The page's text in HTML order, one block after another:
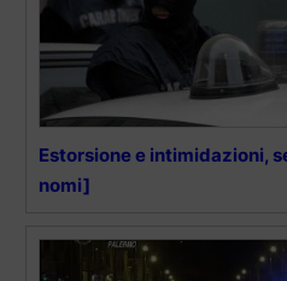
Estorsione e intimidazioni,
nomi]